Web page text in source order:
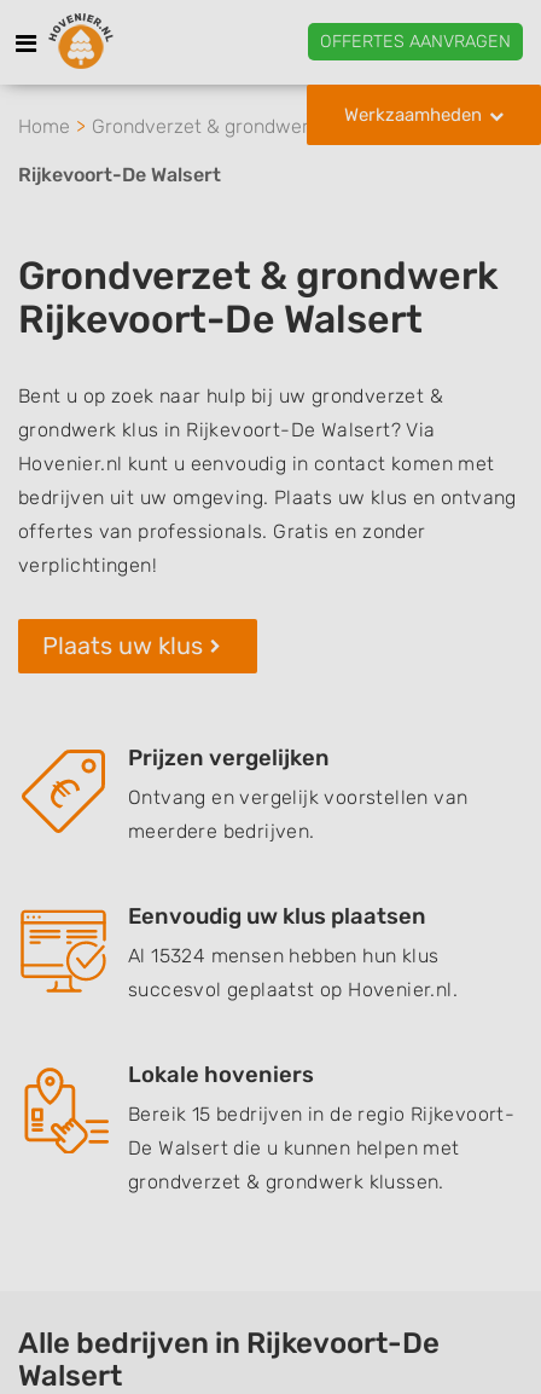
OFFERTES AANVRAGEN
Werkzaamheden
Home Grondverzet & grondwerk
Rijkevoort-De Walsert
Grondverzet & grondwerk
Rijkevoort-De Walsert
Bent u op zoek naar hulp bij uw grondverzet &
grondwerk klus in Rijkevoort-De Walsert? Via
Hovenier.nl kunt u eenvoudig in contact komen met
bedrijven uit uw omgeving. Plaats uw klus en ontvang
offertes van professionals. Gratis en zonder
verplichtingen!
Plaats uw klus
Prijzen vergelijken
Ontvang en vergelijk voorstellen van
meerdere bedrijven.
Eenvoudig uw klus plaatsen
Al 15324 mensen hebben hun klus
succesvol geplaatst op Hovenier.nl.
Lokale hoveniers
Bereik 15 bedrijven in de regio Rijkevoort-
De Walsert die u kunnen helpen met
grondverzet & grondwerk klussen.
Alle bedrijven in Rijkevoort-De
Walsert